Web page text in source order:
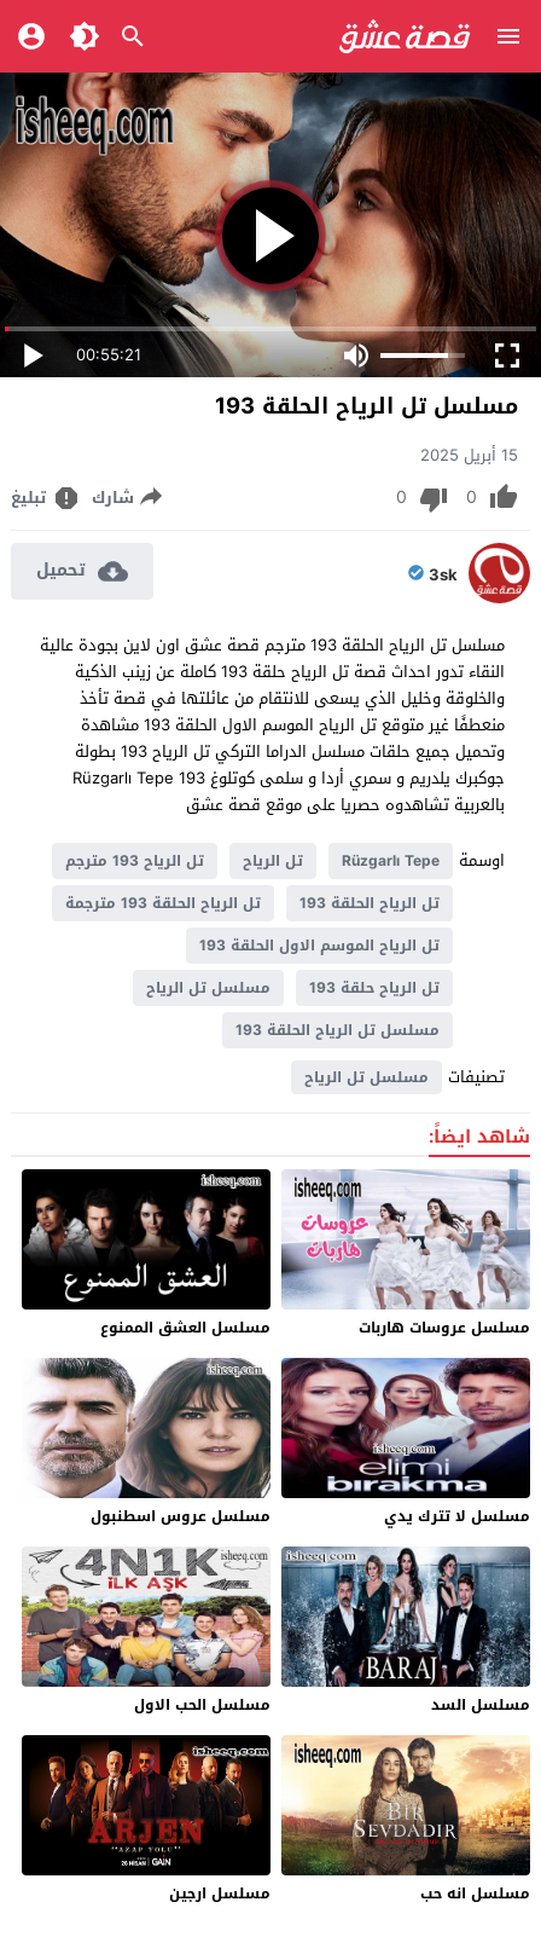
00:55:21
مسلسل تل الرياح الحلقة 193
15 أبريل 2025
0
0 شارك تبليغ
3sk تحميل
مسلسل تل الرياح الحلقة 193 مترجم قصة عشق اون لاين بجودة عالية
النقاء تدور احداث قصة تل الرياح حلقة 193 كاملة عن زينب الذكية
والخلوقة وخليل الذي يسعى للانتقام من عائلتها في قصة تأخذ
منعطفًا غير متوقع تل الرياح الموسم الاول الحلقة 193 مشاهدة
وتحميل جميع حلقات مسلسل الدراما التركي تل الرياح 193 بطولة
جوكبرك يلدريم و سمري أردا و سلمى كوتلوغ Rüzgarlı Tepe 193
بالعربية تشاهدوه حصريا على موقع قصة عشق
اوسمة
Rüzgarlı Tepe تل الرياح
تل الرياح 193 مترجم
تل الرياح الحلقة 193
تل الرياح الحلقة 193 مترجمة
تل الرياح الموسم الاول الحلقة 193
تل الرياح حلقة 193
مسلسل تل الرياح
مسلسل تل الرياح الحلقة 193
تصنيفات مسلسل تل الرياح
شاهد ايضاً:
مسلسل عروسات هاربات مسلسل العشق الممنوع
مسلسل لا تترك يدي مسلسل عروس اسطنبول
مسلسل السد مسلسل الحب الاول
مسلسل انه حب مسلسل ارجين